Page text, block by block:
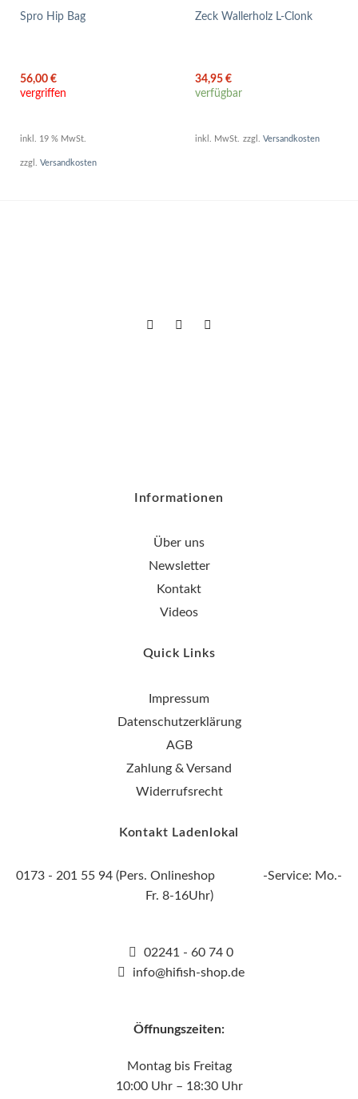
Spro Hip Bag
56,00 €
vergriffen
inkl. 19 % MwSt.
zzgl. Versandkosten
Zeck Wallerholz L-Clonk
34,95 €
verfügbar
inkl. MwSt. zzgl. Versandkosten
Informationen
Über uns
Newsletter
Kontakt
Videos
Quick Links
Impressum
Datenschutzerklärung
AGB
Zahlung & Versand
Widerrufsrecht
Kontakt Ladenlokal
0173 - 201 55 94 (Pers. Onlineshop -Service: Mo.-
Fr. 8-16Uhr)
02241 - 60 74 0
info@hifish-shop.de
Öffnungszeiten:
Montag bis Freitag
10:00 Uhr – 18:30 Uhr